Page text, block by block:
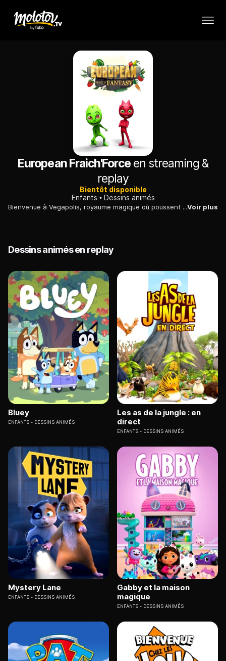
European Fraich'Forceen streaming &
replay
Bientôt disponible
Enfants
Dessins animés
Bienvenue à Vegapolis, royaume magique où poussent des fruits et légumes fantastiques ! Frutti, Veggi & Will sont les héros de ce monde merveilleux. Grâce au pouvoir de la Fraîch'Force, le trio combat les nombreuses attaques d'Angry dont le seul objectifVoir plus
Dessins animés en replay
Bluey
ENFANTS DESSINS ANIMÉS
Les as de la jungle : en
direct
ENFANTS DESSINS ANIMÉS
Mystery Lane
ENFANTS DESSINS ANIMÉS
Gabby et la maison
magique
ENFANTS DESSINS ANIMÉS